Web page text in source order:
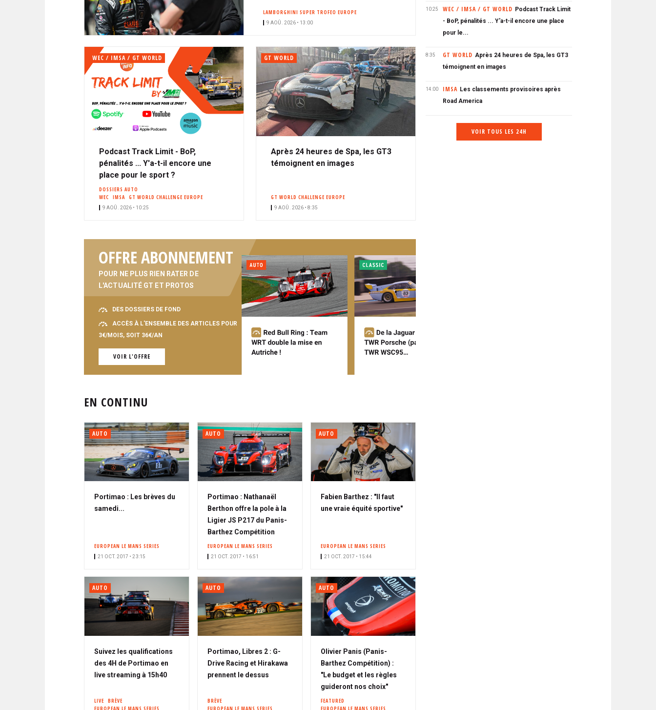
C
P
A
E
A
N
LAMBORGHINI SUPER TROFEO EUROPE
9 AOÛ. 2026 • 13:00
WEC / IMSA / GT WORLD
Podcast Track Limit - BoP,
pénalités ... Y'a-t-il encore une
place pour le sport ?
DOSSIERS AUTO
WEC
IMSA GT WORLD CHALLENGE EUROPE
9 AOÛ. 2026 • 10:25
GT WORLD
Après 24 heures de Spa, les GT3
témoignent en images
GT WORLD CHALLENGE EUROPE
9 AOÛ. 2026 • 8:35
OFFRE ABONNEMENT
POUR NE PLUS RIEN RATER DE
L'ACTUALITÉ GT ET PROTOS
DES DOSSIERS DE FOND
ACCÈS À L'ENSEMBLE DES ARTICLES POUR
3€/MOIS, SOIT 36€/AN
VOIR L'OFFRE
EN CONTINU
AUTO
Portimao : Les brèves du
samedi...
EUROPEAN LE MANS SERIES
21 OCT. 2017 • 23:15
AUTO
Portimao : Nathanaël
Berthon offre la pole à la
Ligier JS P217 du Panis-
Barthez Compétition
EUROPEAN LE MANS SERIES
21 OCT. 2017 • 16:51
AUTO
Fabien Barthez : "Il faut
une vraie équité sportive"
EUROPEAN LE MANS SERIES
21 OCT. 2017 • 15:44
AUTO
Suivez les qualifications
des 4H de Portimao en
live streaming à 15h40
LIVE
BRÈVE
EUROPEAN LE MANS SERIES
AUTO
Portimao, Libres 2 : G-
Drive Racing et Hirakawa
prennent le dessus
BRÈVE
EUROPEAN LE MANS SERIES
AUTO
Olivier Panis (Panis-
Barthez Compétition) :
"Le budget et les règles
guideront nos choix"
FEATURED
EUROPEAN LE MANS SERIES
10:25 WEC / IMSA / GT WORLD Podcast Track Limit
- BoP, pénalités ... Y'a-t-il encore une place
pour le...
8:35 GT WORLD Après 24 heures de Spa, les GT3
témoignent en images
14:00 IMSA Les classements provisoires après
Road America
VOIR TOUS LES 24H